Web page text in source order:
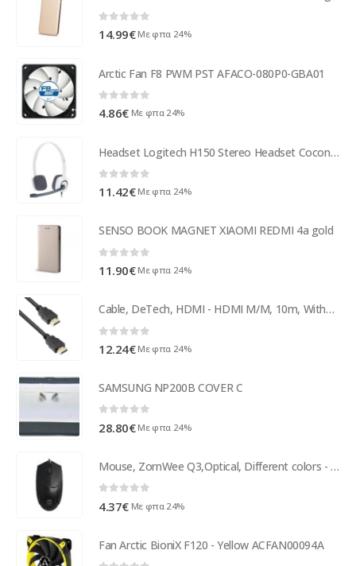
0 out of 5
14.99€ Με φπα 24%
Arctic Fan F8 PWM PST AFACO-080P0-GBA01
0out of 5
4.86€ Με φπα 24%
Headset Logitech H150 Stereo Headset Coconut 981-000350
0 out of 5
11.42€ Με φπα 24%
SENSO BOOK MAGNET XIAOMI REDMI 4a gold
0 out of 5
11.90€ Με φπα 24%
Cable, DeTech, HDMI - HDMI M/М, 10m, Without ferrite, Black - 18309
12.24€ Με φπα 24%
SAMSUNG NP200B COVER C
28.80€ Με φπα 24%
Mouse, ZornWee Q3,Optical, Different colors - 971
4.37€ Με φπα 24%
Fan Arctic BioniX F120 - Yellow ACFAN00094A